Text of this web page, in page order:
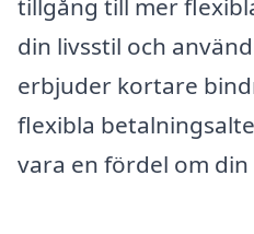
tillgång till mer
din livsstil och
erbjuder kortare
flexibla
vara en fördel om